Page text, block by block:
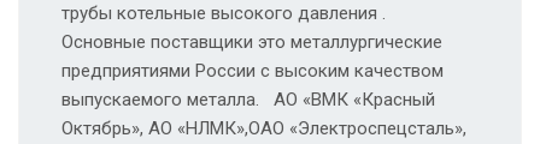
трубы котельные высокого давления .
Основные поставщики это металлургические
предприятиями России с высоким качеством
выпускаемого металла. АО «ВМК «Красный
Октябрь», АО «НЛМК»,ОАО «Электроспецсталь»,